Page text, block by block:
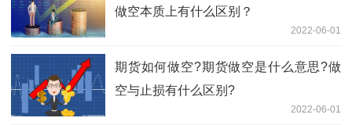
做空本质上有什么区别？
2022-06-01
期货如何做空?期货做空是什么意思?做
空与止损有什么区别?
2022-06-01